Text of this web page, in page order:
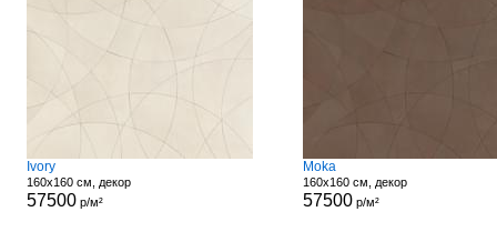
Ivory
160x160 см, декор
57500 р/м²
Moka
160x160 см, декор
57500 р/м²